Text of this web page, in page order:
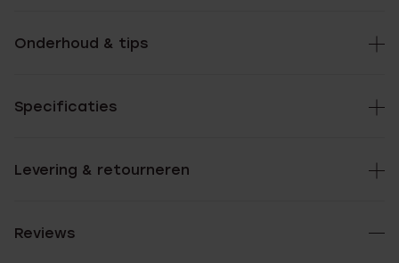
Onderhoud & tips
Specificaties
Levering & retourneren
Reviews